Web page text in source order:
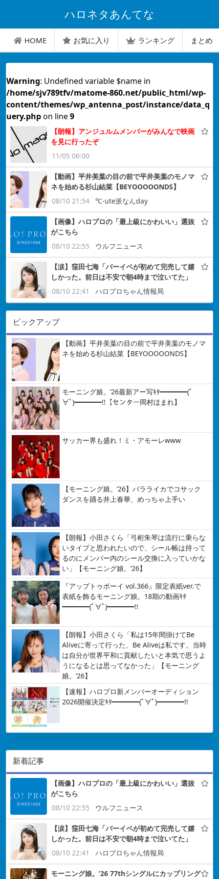
ハロネタあんてな
HOME お気に入り ランキング まとめ
Warning: Undefined variable $name in
/home/sjv789tfv/matome-860.net/public_html/wp-
content/themes/wp_antenna_post/instance/data_q
uery.phpon line9
【朗報】アンジュルムメンバーがみんなで映画
を見に行ったぞ
11/05 06:00
【動画】平井美葉の目の前で平井美葉のモノマ
ネを始める杉山結菜【BEYOOOOONDS】
08/10 21:54
℃-ute派なんday
【画像】ハロプロの「最上級にかわいい」選抜
がこちら
08/10 22:55
ウルフニュース
【涙】窪田七海「バーイベが初めて完売して嬉
しかった。前日は不安で朝4時まで泣いてた」
08/10 22:41
ハロプロちゃん情報局
ピックアップ
【動画】平井美葉の目の前で平井美葉のモノマ
ネを始める杉山結菜【BEYOOOOONDS】
モーニング娘。’26最新アー写ｷﾀ━━━━(ﾟ
∀ﾟ)━━━━!!【センター岡村ほまれ】
サッカー界も盛れ！ミ・アモーレwww
【モーニング娘。’26】バラライカでコサック
ダンスを踊る井上春華、めっちゃ上手い
【朗報】小田さくら「弓桁朱琴は流行に乗らな
いタイプと思われたいので、シール帳は持って
るのにメンバー内のシール交換に入っていかな
い」【モーニング娘。’26】
『アップトゥボーイ vol.366』限定表紙ver.で
表紙を飾るモーニング娘。18期の動画ｷﾀ
━━━━(ﾟ∀ﾟ)━━━━!!
【朗報】小田さくら「私は15年間掛けてBe
Aliveに寄って行った、Be Aliveは私です。当時
は自分が世界平和に貢献したいと本気で思うよ
うになるとは思ってなかった」【モーニング
娘。’26】
【速報】ハロプロ新メンバーオーディション
2026開催決定ｷﾀ━━━━(ﾟ∀ﾟ)━━━━!!
新着記事
【画像】ハロプロの「最上級にかわいい」選抜
がこちら
08/10 22:55
ウルフニュース
【涙】窪田七海「バーイベが初めて完売して嬉
しかった。前日は不安で朝4時まで泣いてた」
08/10 22:41
ハロプロちゃん情報局
モーニング娘。’26 77thシングルにカップリング